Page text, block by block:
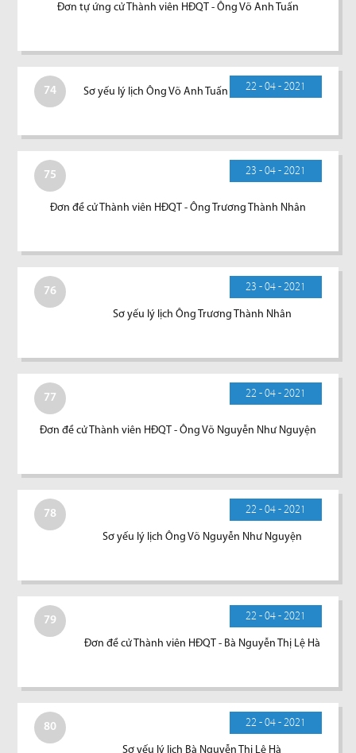
Đơn tự ứng cử Thành viên HĐQT - Ông Võ Anh Tuấn
74 22 - 04 - 2021
Sơ yếu lý lịch Ông Võ Anh Tuấn
75 23 - 04 - 2021
Đơn đề cử Thành viên HĐQT - Ông Trương Thành Nhân
76 23 - 04 - 2021
Sơ yếu lý lịch Ông Trương Thành Nhân
77 22 - 04 - 2021
Đơn đề cử Thành viên HĐQT - Ông Võ Nguyễn Như Nguyện
78 22 - 04 - 2021
Sơ yếu lý lịch Ông Võ Nguyễn Như Nguyện
79 22 - 04 - 2021
Đơn đề cử Thành viên HĐQT - Bà Nguyễn Thị Lệ Hà
80 22 - 04 - 2021
Sơ yếu lý lịch Bà Nguyễn Thị Lệ Hà